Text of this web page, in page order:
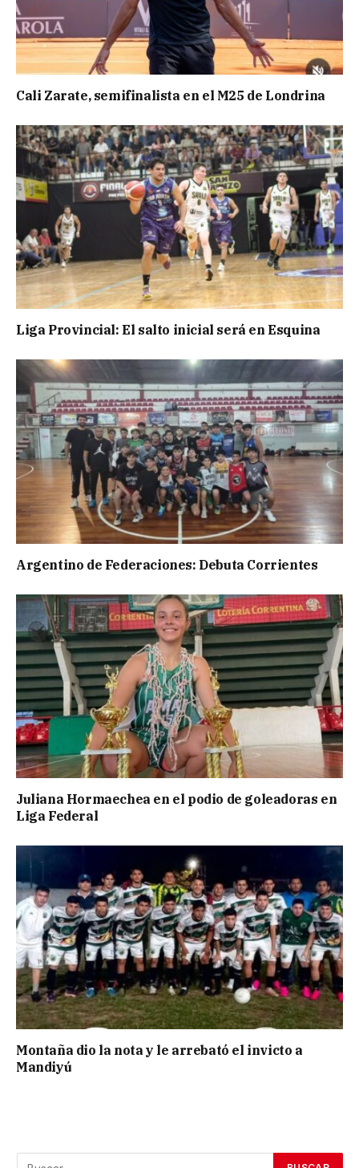
Cali Zarate, semifinalista en el M25 de Londrina
Liga Provincial: El salto inicial será en Esquina
Argentino de Federaciones: Debuta Corrientes
Juliana Hormaechea en el podio de goleadoras en
Liga Federal
Montaña dio la nota y le arrebató el invicto a
Mandiyú